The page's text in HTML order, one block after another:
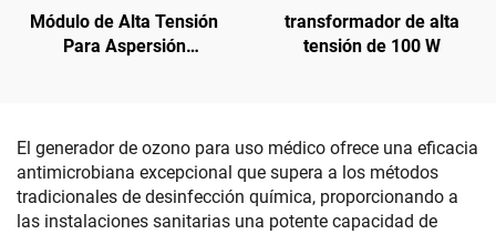
Módulo de Alta Tensión
Para Aspersión
transformador de alta
tensión de 100 W
El generador de ozono para uso médico ofrece una eficacia
antimicrobiana excepcional que supera a los métodos
tradicionales de desinfección química, proporcionando a
las instalaciones sanitarias una potente capacidad de